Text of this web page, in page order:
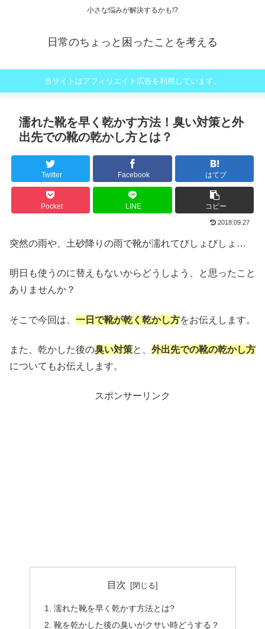
小さな悩みが解決するかも!?
日常のちょっと困ったことを考える
当サイトはアフィリエイト広告を利用しています。
濡れた靴を早く乾かす方法！臭い対策と外
出先での靴の乾かし方とは？
Twitter Facebook はてブ
Pocket LINE コピー
2018.09.27
突然の雨や、土砂降りの雨で靴が濡れてびしょびしょ…
明日も使うのに替えもないからどうしよう、と思ったこと
ありませんか？
そこで今回は、 一日で靴が乾く乾かし方をお伝えします。
また、乾かした後の臭い対策と、 外出先での靴の乾かし方
についてもお伝えします。
スポンサーリンク
目次
濡れた靴を早く乾かす方法とは?
靴を乾かした後の臭いがクサい時どうする？